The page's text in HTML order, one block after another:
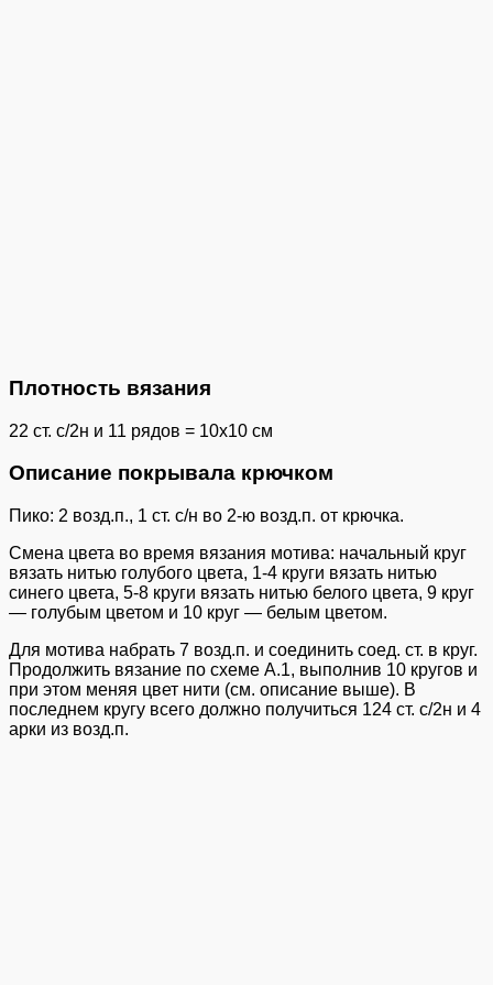
Плотность вязания
22 ст. с/2н и 11 рядов = 10х10 см
Описание покрывала крючком
Пико: 2 возд.п., 1 ст. с/н во 2-ю возд.п. от крючка.
Смена цвета во время вязания мотива: начальный круг
вязать нитью голубого цвета, 1-4 круги вязать нитью
синего цвета, 5-8 круги вязать нитью белого цвета, 9 круг
— голубым цветом и 10 круг — белым цветом.
Для мотива набрать 7 возд.п. и соединить соед. ст. в круг.
Продолжить вязание по схеме А.1, выполнив 10 кругов и
при этом меняя цвет нити (см. описание выше). В
последнем кругу всего должно получиться 124 ст. с/2н и 4
арки из возд.п.